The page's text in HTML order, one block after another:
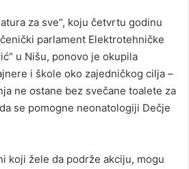
za sve“, koju četvrtu godinu
parlament Elektrotehničke
u Nišu, ponovo je okupila
i škole oko zajedničkog cilja –
ne ostane bez svečane toalete za
se pomogne neonatologiji Dečje
koji žele da podrže akciju, mogu